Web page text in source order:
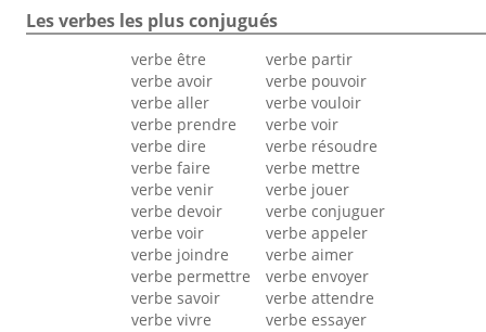
Les verbes les plus conjugués
verbe être
verbe avoir
verbe aller
verbe prendre
verbe dire
verbe faire
verbe venir
verbe devoir
verbe voir
verbe joindre
verbe permettre
verbe savoir
verbe vivre
verbe partir
verbe pouvoir
verbe vouloir
verbe voir
verbe résoudre
verbe mettre
verbe jouer
verbe conjuguer
verbe appeler
verbe aimer
verbe envoyer
verbe attendre
verbe essayer